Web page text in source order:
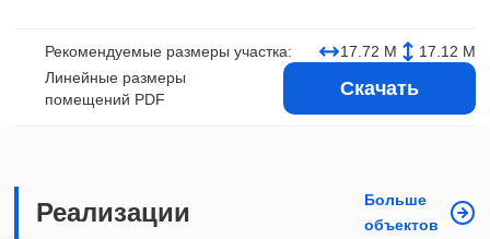
Рекомендуемые размеры участка: 17.72 М
17.12 М
Линейные размеры
помещений PDF
Скачать
Реализации
Больше
объектов